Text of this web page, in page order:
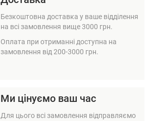
Безкоштовна доставка у ваше відділення
на всі замовлення вище 3000 грн.
Оплата при отриманні доступна на
замовлення від 200-3000 грн.
Ми цінуємо ваш час
Для цього всі замовлення відправляємо